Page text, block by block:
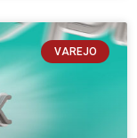
VAREJO